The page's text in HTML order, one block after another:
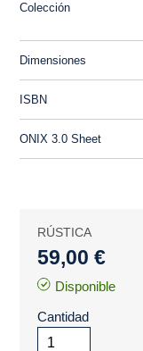
Colección
Dimensiones
ISBN
ONIX 3.0 Sheet
RÚSTICA
59,00 €
Disponible
Cantidad